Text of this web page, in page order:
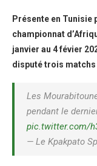
Présente en Tunisie
championnat
janvier au 4 févier
disputé trois
Les
pendant le
pic.twitter.com/
— Le Kpakpato